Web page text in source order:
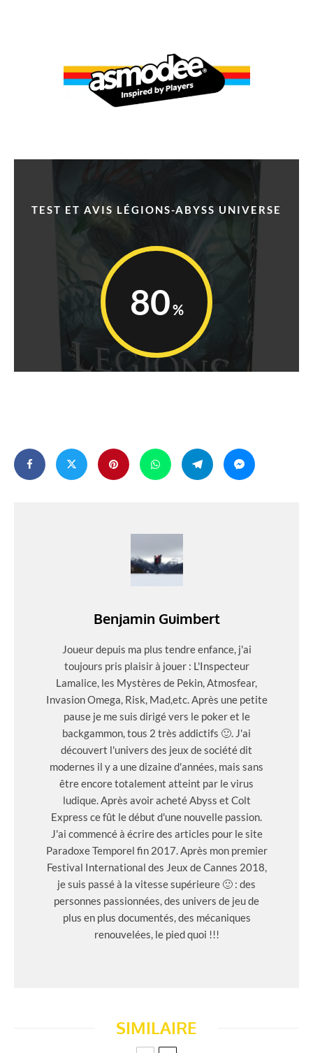
TEST ET AVIS LÉGIONS-ABYSS UNIVERSE
80
Benjamin Guimbert
Joueur depuis ma plus tendre enfance, j'ai
toujours pris plaisir à jouer : L'Inspecteur
Lamalice, les Mystères de Pekin, Atmosfear,
Invasion Omega, Risk, Mad,etc. Après une petite
pause je me suis dirigé vers le poker et le
backgammon, tous 2 très addictifs 🙂. J'ai
découvert l'univers des jeux de société dit
modernes il y a une dizaine d'années, mais sans
être encore totalement atteint par le virus
ludique. Après avoir acheté Abyss et Colt
Express ce fût le début d'une nouvelle passion.
J'ai commencé à écrire des articles pour le site
Paradoxe Temporel fin 2017. Après mon premier
Festival International des Jeux de Cannes 2018,
je suis passé à la vitesse supérieure 🙂 : des
personnes passionnées, des univers de jeu de
plus en plus documentés, des mécaniques
renouvelées, le pied quoi !!!
SIMILAIRE